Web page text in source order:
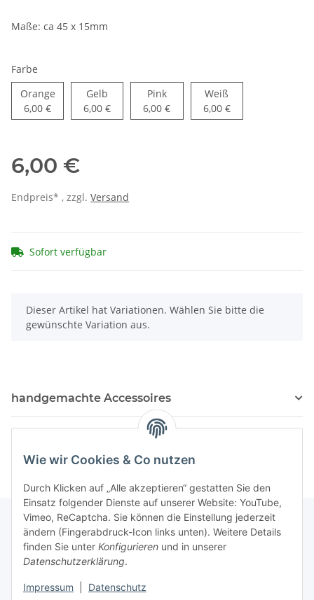
Wie wir Cookies & Co nutzen
Durch Klicken auf „Alle akzeptieren“ gestatten Sie den
Einsatz folgender Dienste auf unserer Website: YouTube,
Vimeo, ReCaptcha. Sie können die Einstellung jederzeit
ändern (Fingerabdruck-Icon links unten). Weitere Details
finden Sie unter Konfigurieren und in unserer
Datenschutzerklärung.
Impressum Datenschutz
Maße: ca 45 x 15mm
Farbe
OrangeOrange
6,00 €
Gelb
6,00 €
PinkPink
6,00 €
Weiß
6,00 €
6,00 €
Endpreis* , zzgl. Versand
Sofort verfügbar
x
Dieser Artikel hat Variationen. Wählen Sie bitte die
gewünschte Variation aus.
handgemachte Accessoires
Informationen